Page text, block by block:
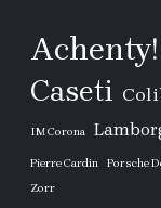
Achenty!
Caseti
IM Corona
Pierre Cardin Porsche
Zorr